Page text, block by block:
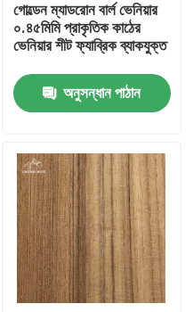
গোল্ডেন ম্যাডরোন বার্ল ভেনিয়ার
০.৪৫মিমি প্রাকৃতিক কাঠের
ভেনিয়ার শীট ফ্যাব্রিক ব্যাকযুক্ত
অনুসন্ধান পাঠান